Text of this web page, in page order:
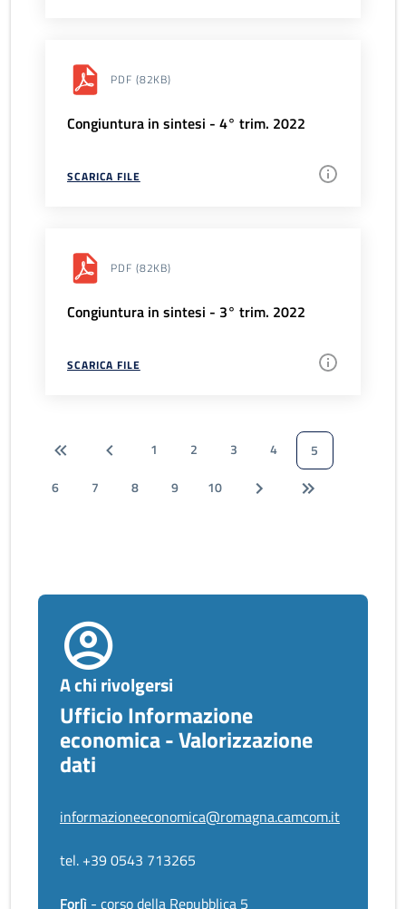
PDF (82KB)
Congiuntura in sintesi - 4° trim. 2022
SCARICA FILE
PDF (82KB)
Congiuntura in sintesi - 3° trim. 2022
SCARICA FILE
1 2 3 4
5
6
7 8 9 10
A chi rivolgersi
Ufficio Informazione
economica - Valorizzazione
dati
informazioneeconomica@romagna.camcom.it
tel. +39 0543 713265
Forlì - corso della Repubblica 5